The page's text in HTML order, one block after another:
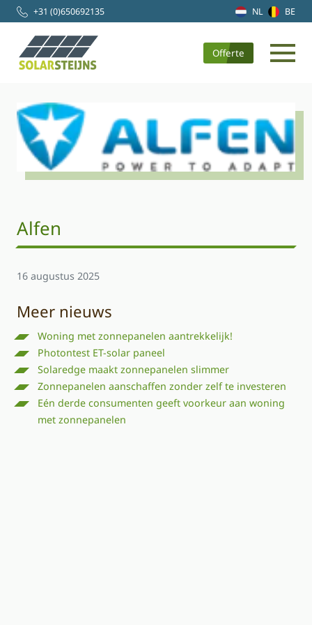
+31 (0)650692135 NL BE
Offerte
Alfen
16 augustus 2025
Meer nieuws
Woning met zonnepanelen aantrekkelijk!
Photontest ET-solar paneel
Solaredge maakt zonnepanelen slimmer
Zonnepanelen aanschaffen zonder zelf te investeren
Eén derde consumenten geeft voorkeur aan woning
met zonnepanelen